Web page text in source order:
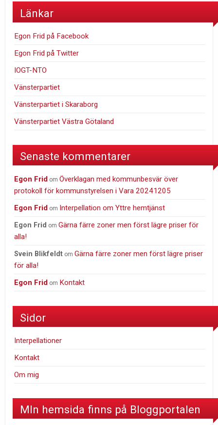
Länkar
Egon Frid på Facebook
Egon Frid på Twitter
IOGT-NTO
Vänsterpartiet
Vänsterpartiet i Skaraborg
Vänsterpartiet Västra Götaland
Senaste kommentarer
Egon Frid omÖverklagan med kommunbesvär över
protokoll för kommunstyrelsen i Vara 20241205
Egon Frid om Interpellation om Yttre hemtjänst
Egon Frid omGärna färre zoner men först lägre priser för
alla!
Svein Blikfeldt omGärna färre zoner men först lägre priser
för alla!
Egon Frid om Kontakt
Sidor
Interpellationer
Kontakt
Om mig
MIn hemsida finns på Bloggportalen